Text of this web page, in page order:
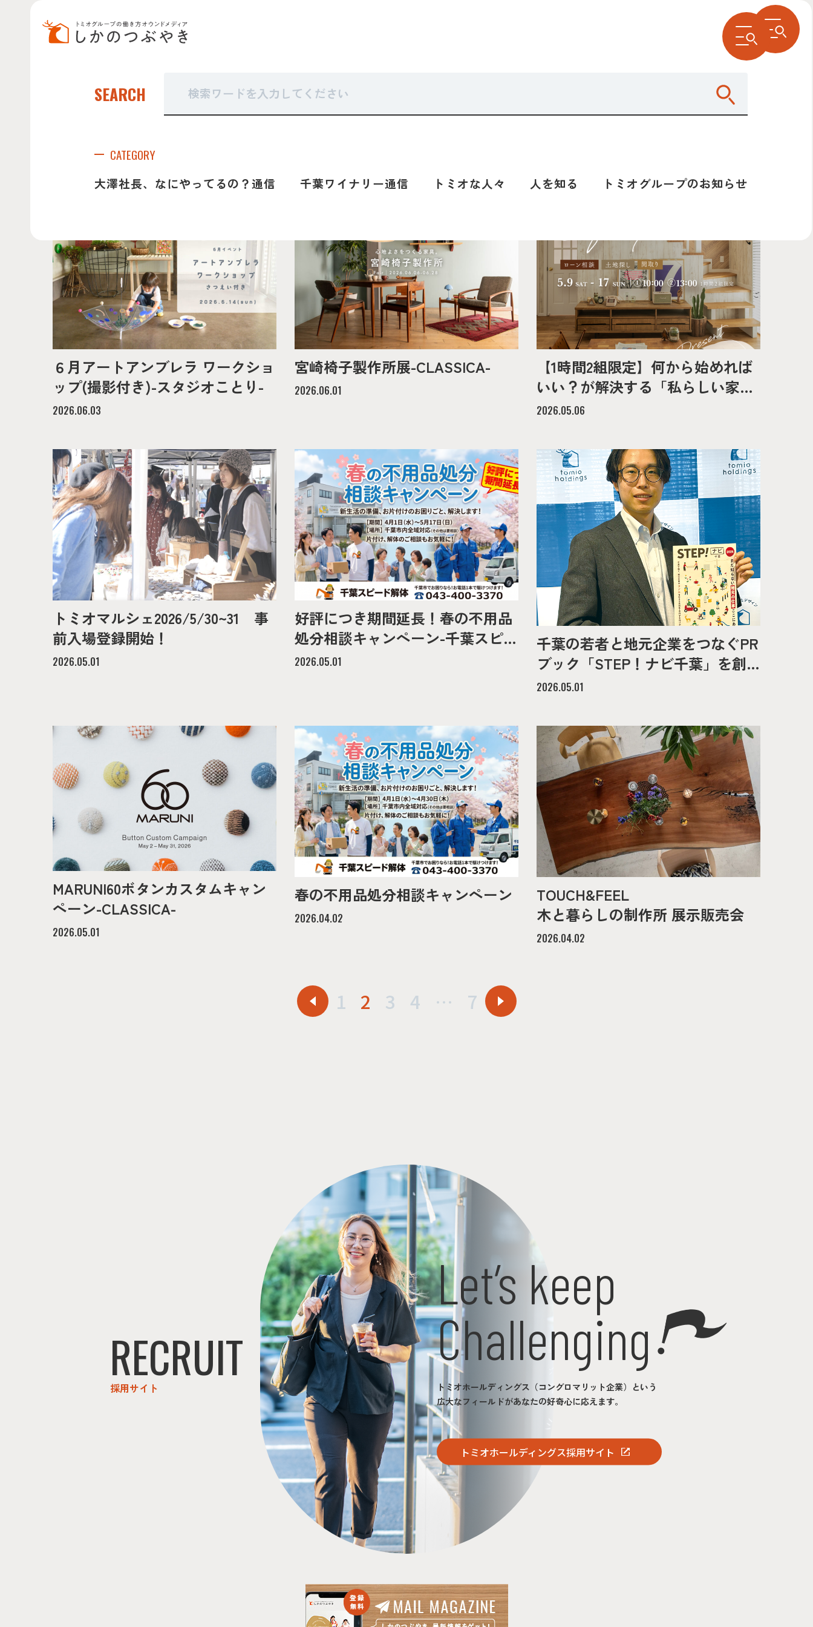
SEARCH
CATEGORY
大澤社長、なにやってるの？通信 千葉ワイナリー通信 トミオな人々 人を知る トミオグループのお知らせ
トミオグループのお知らせ
６月アートアンブレラ ワークショ
ップ(撮影付き)-スタジオことり-
2026.06.03
宮崎椅子製作所展-CLASSICA-
2026.06.01
【1時間2組限定】何から始めれば
いい？が解決する「私らしい家づ
くり」ワークショップ-tomioの家-
2026.05.06
トミオマルシェ2026/5/30~31 事
前入場登録開始！
2026.05.01
好評につき期間延長！春の不用品
処分相談キャンペーン-千葉スピー
ド解体-
2026.05.01
千葉の若者と地元企業をつなぐPR
ブック「STEP！ナビ千葉」を創
刊
2026.05.01
MARUNI60ボタンカスタムキャン
ペーン-CLASSICA-
2026.05.01
春の不用品処分相談キャンペーン
2026.04.02
TOUCH&FEEL
木と暮らしの制作所 展示販売会
2026.04.02
1 2 3 4 … 7
RECRUIT
採用サイト
Let’s keep
Challenging
トミオホールディングス（コングロマリット企業）という
広大なフィールドがあなたの好奇心に応えます。
トミオホールディングス採用サイト